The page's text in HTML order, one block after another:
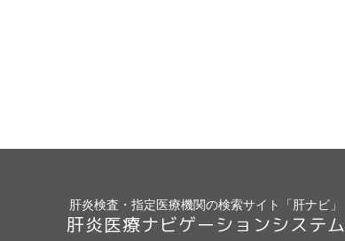
肝炎検査・指定医療機関の検索サイト「肝ナビ」
肝炎医療ナビゲーションシステム